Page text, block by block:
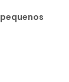
pequenos